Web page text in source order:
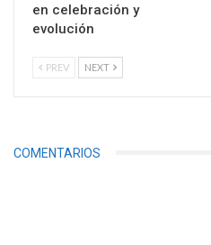
en celebración y
evolución
PREV NEXT
COMENTARIOS